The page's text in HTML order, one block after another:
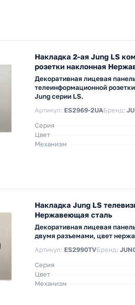
Накладка 2-ая Jung LS
розетки наклонная
Декоративная лицевая
телеинформационной
Jung серии LS.
Артикул: ES2969-2UAБренд:
Серия
Цвет
Механизм
Накладка Jung LS
Нержавеющая сталь
Декоративная лицевая
двумя разъемами, цвет
Артикул: ES2990TVБренд:
Серия
Цвет
Механизм